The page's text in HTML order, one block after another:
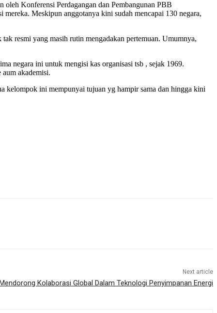
Konferensi Perdagangan dan Pembangunan PBB
Meskipun anggotanya kini sudah mencapai 130 negara,
resmi yang masih rutin mengadakan pertemuan. Umumnya,
negara ini untuk mengisi kas organisasi tsb , sejak 1969.
akademisi.
kelompok ini mempunyai tujuan yg hampir sama dan hingga kini
Next article
Kolaborasi Global Dalam Teknologi Penyimpanan Energi